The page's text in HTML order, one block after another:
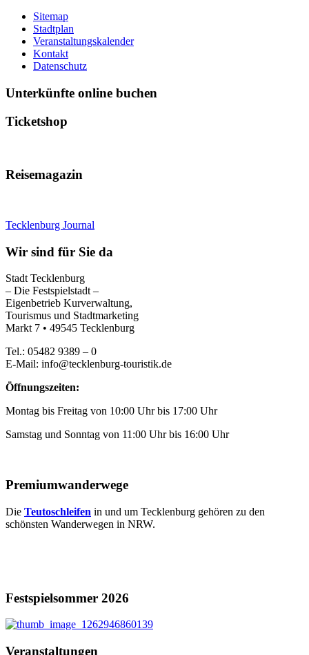
Sitemap
Stadtplan
Veranstaltungskalender
Kontakt
Datenschutz
Unterkünfte online buchen
Ticketshop
Reisemagazin
Tecklenburg Journal
Wir sind für Sie da
Stadt Tecklenburg
– Die Festspielstadt –
Eigenbetrieb Kurverwaltung,
Tourismus und Stadtmarketing
Markt 7 • 49545 Tecklenburg
Tel.: 05482 9389 – 0
E-Mail: info@tecklenburg-touristik.de
Öffnungszeiten:
Montag bis Freitag von 10:00 Uhr bis 17:00 Uhr
Samstag und Sonntag von 11:00 Uhr bis 16:00 Uhr
Premiumwanderwege
Die Teutoschleifen in und um Tecklenburg gehören zu den
schönsten Wanderwegen in NRW.
Festspielsommer 2026
Veranstaltungen